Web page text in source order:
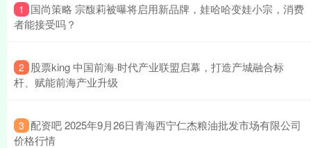
1
​国尚策略 宗馥莉被曝将启用新品牌，娃哈哈变娃小宗，消费
者能接受吗？
2 ​股票king 中国前海·时代产业联盟启幕，打造产城融合标
杆、赋能前海产业升级
3 ​配资吧 2025年9月26日青海西宁仁杰粮油批发市场有限公司
价格行情